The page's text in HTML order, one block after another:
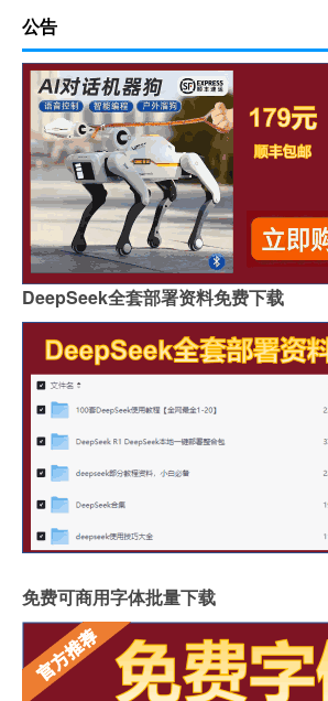
公告
DeepSeek全套部署资料免费下载
免费可商用字体批量下载